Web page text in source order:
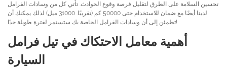
تحسين السلامة على الطرق لتقليل فرصة وقوع الحوادث. تأتي كل من وسادات الفرامل
لدينا أيضًا مع ضمان للاستخدام حتى 50000 كم (تقريبًا. 31000 ميل) لذلك يمكنك أن
تطمئن إلى أن وسادات الفرامل الخاصة بك ستستمر لفترة طويلة جدًا!
أهمية معامل الاحتكاك في تيل فرامل
السيارة